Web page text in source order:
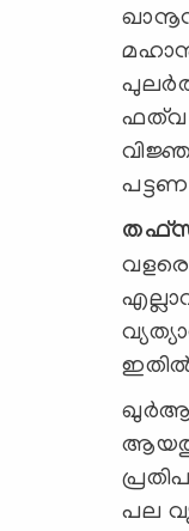
ഫത്‌വ
ഇതില്‍
പല